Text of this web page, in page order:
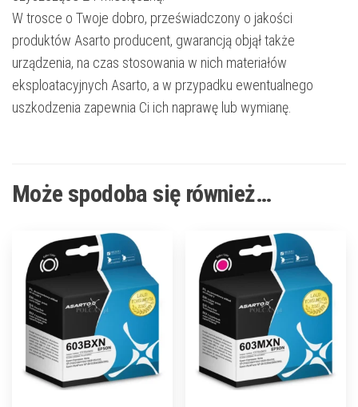
W trosce o Twoje dobro, przeświadczony o jakości
produktów Asarto producent, gwarancją objął także
urządzenia, na czas stosowania w nich materiałów
eksploatacyjnych Asarto, a w przypadku ewentualnego
uszkodzenia zapewnia Ci ich naprawę lub wymianę.
Może spodoba się również…